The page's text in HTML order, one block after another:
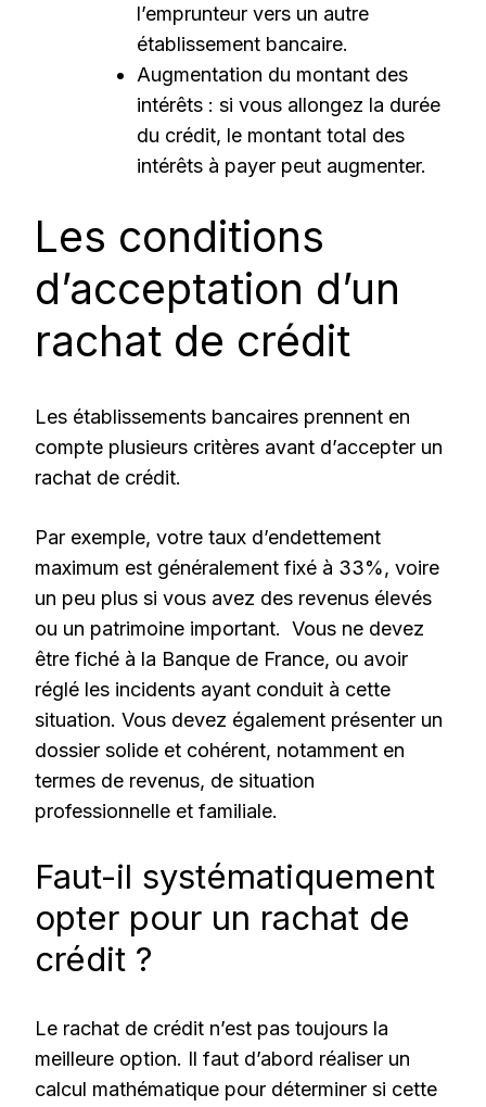
l’emprunteur vers un autre
établissement bancaire.
Augmentation du montant des
intérêts : si vous allongez la durée
du crédit, le montant total des
intérêts à payer peut augmenter.
Les conditions
d’acceptation d’un
rachat de crédit
Les établissements bancaires prennent en
compte plusieurs critères avant d’accepter un
rachat de crédit.
Par exemple, votre taux d’endettement
maximum est généralement fixé à 33%, voire
un peu plus si vous avez des revenus élevés
ou un patrimoine important. Vous ne devez
être fiché à la Banque de France, ou avoir
réglé les incidents ayant conduit à cette
situation. Vous devez également présenter un
dossier solide et cohérent, notamment en
termes de revenus, de situation
professionnelle et familiale.
Faut-il systématiquement
opter pour un rachat de
crédit ?
Le rachat de crédit n’est pas toujours la
meilleure option. Il faut d’abord réaliser un
calcul mathématique pour déterminer si cette